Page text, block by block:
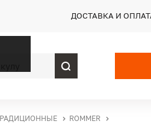
ДОСТАВКА И
ROMMER